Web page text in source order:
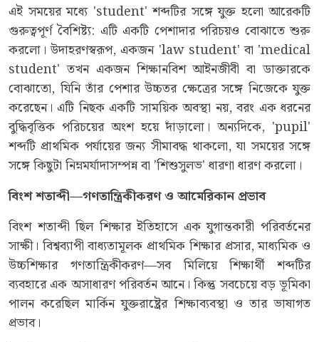
এই সময়ের মধ্যে 'student' শব্দটির সঙ্গে যুক্ত হলো আরেকটি
গুরুত্বপূর্ণ বৈশিষ্ট্য: এটি একটি পেশাদার পরিচয়ও বোঝাতে শুরু
করলো। উদাহরণস্বরূপ, একজন 'law student' বা 'medical
student' তখন একজন শিক্ষানবিশ আইনজীবী বা ডাক্তারকে
বোঝাতো, যিনি তাঁর পেশার উচ্চতর ক্ষেত্রের সঙ্গে নিজেকে যুক্ত
করেছেন। এটি নিছক একটি সাময়িক অবস্থা নয়, বরং এক ধরনের
বুদ্ধিবৃত্তিক পরিচয়ের অংশ হয়ে দাঁড়ালো। অন্যদিকে, 'pupil'
শব্দটি প্রাথমিক পর্যায়ের জন্য সীমাবদ্ধ থাকলো, যা সময়ের সঙ্গে
সঙ্গে কিছুটা নিম্নমর্যাদাসম্পন্ন বা 'শিশুসুলভ' ধারণা ধারণ করলো।
বিংশ শতাব্দী—গণতান্ত্রিকীকরণ ও আমেরিকান প্রভাব
বিংশ শতাব্দী ছিল শিক্ষার ইতিহাসে এক যুগান্তকারী পরিবর্তনের
সাক্ষী। বিশ্বব্যাপী বাধ্যতামূলক প্রাথমিক শিক্ষার প্রসার, মাধ্যমিক ও
উচ্চশিক্ষার গণতান্ত্রিকীকরণ—সব মিলিয়ে শিক্ষার্থী শব্দটির
ব্যবহারে এক অসাধারণ পরিবর্তন আনে। কিন্তু সবচেয়ে বড় ভূমিকা
পালন করেছিল মার্কিন যুক্তরাষ্ট্রের শিক্ষাব্যবস্থা ও তার ভাষাগত
প্রভাব।